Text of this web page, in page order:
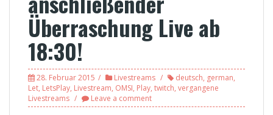
Überraschung Live ab
18:30!
28. Februar 2015 Livestreams deutsch, german,
Let, LetsPlay, Livestream, OMSI, Play, twitch, vergangene
Livestreams
Leave a comment